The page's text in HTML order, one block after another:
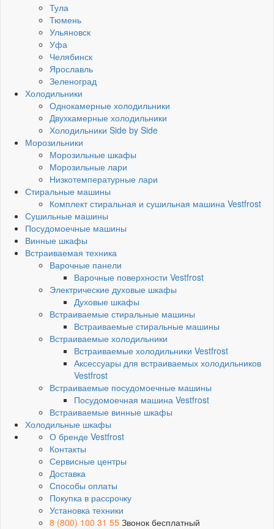
Тула
Тюмень
Ульяновск
Уфа
Челябинск
Ярославль
Зеленоград
Холодильники
Однокамерные холодильники
Двухкамерные холодильники
Холодильники Side by Side
Морозильники
Морозильные шкафы
Морозильные лари
Низкотемпературные лари
Стиральные машины
Комплект стиральная и сушильная машина Vestfrost
Сушильные машины
Посудомоечные машины
Винные шкафы
Встраиваемая техника
Варочные панели
Варочные поверхности Vestfrost
Электрические духовые шкафы
Духовые шкафы
Встраиваемые стиральные машины
Встраиваемые стиральные машины
Встраиваемые холодильники
Встраиваемые холодильники Vestfrost
Аксессуары для встраиваемых холодильников
Vestfrost
Встраиваемые посудомоечные машины
Посудомоечная машина Vestfrost
Встраиваемые винные шкафы
Холодильные шкафы
О бренде Vestfrost
Контакты
Сервисные центры
Доставка
Способы оплаты
Покупка в рассрочку
Установка техники
8 (800) 100 31 55 Звонок бесплатный